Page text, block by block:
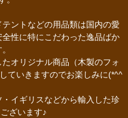
ントなどの用品類は国内の愛
性に特にこだわった逸品ばか
オリジナル商品（木製のフォ
ていきますのでお楽しみに(*^^
イギリスなどから輸入した珍
ざいます♪